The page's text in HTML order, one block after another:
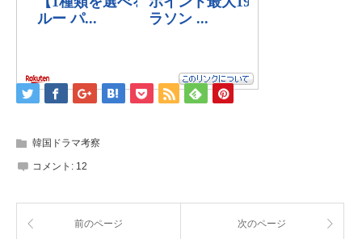
韓国ドラマ考察
コメント: 12
前のページ 次のページ